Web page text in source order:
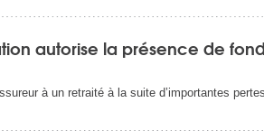
autorise la présence de
à un retraité à la suite d’importantes